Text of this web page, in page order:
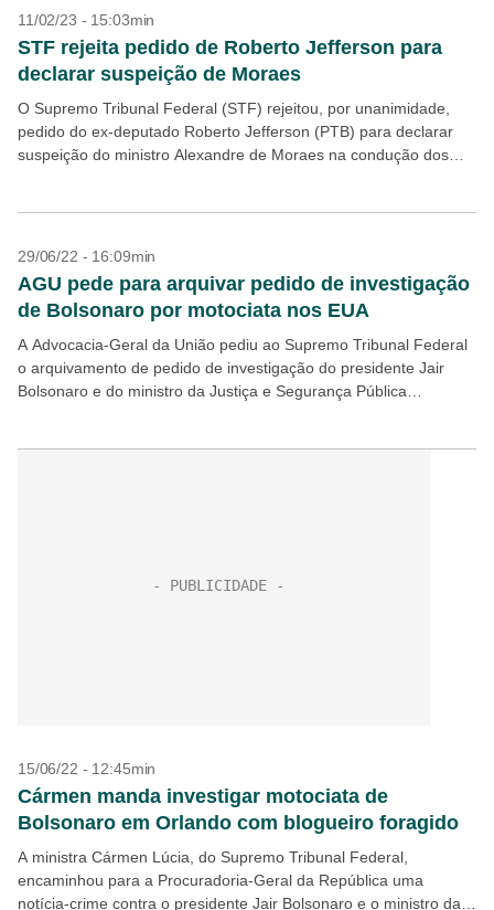
11/02/23 - 15:03min
STF rejeita pedido de Roberto Jefferson para
declarar suspeição de Moraes
O Supremo Tribunal Federal (STF) rejeitou, por unanimidade,
pedido do ex-deputado Roberto Jefferson (PTB) para declarar
suspeição do ministro Alexandre de Moraes na condução dos
29/06/22 - 16:09min
AGU pede para arquivar pedido de investigação
de Bolsonaro por motociata nos EUA
A Advocacia-Geral da União pediu ao Supremo Tribunal Federal
o arquivamento de pedido de investigação do presidente Jair
Bolsonaro e do ministro da Justiça e Segurança Pública
15/06/22 - 12:45min
Cármen manda investigar motociata de
Bolsonaro em Orlando com blogueiro foragido
A ministra Cármen Lúcia, do Supremo Tribunal Federal,
encaminhou para a Procuradoria-Geral da República uma
notícia-crime contra o presidente Jair Bolsonaro e o ministro da